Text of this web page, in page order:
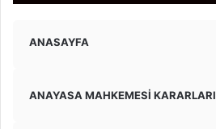
ANASAYFA
ANAYASA MAHKEMESİ KARARLARI